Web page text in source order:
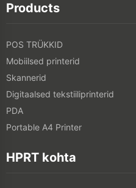
Products
POS TRÜKKID
Mobiilsed printerid
Skannerid
Digitaalsed tekstiiliprinterid
PDA
Portable A4 Printer
HPRT kohta